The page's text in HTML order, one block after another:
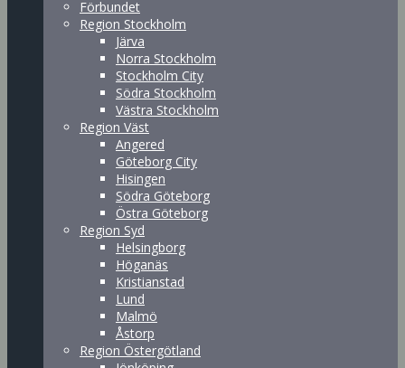
Förbundet
Region Stockholm
Järva
Norra Stockholm
Stockholm City
Södra Stockholm
Västra Stockholm
Region Väst
Angered
Göteborg City
Hisingen
Södra Göteborg
Östra Göteborg
Region Syd
Helsingborg
Höganäs
Kristianstad
Lund
Malmö
Åstorp
Region Östergötland